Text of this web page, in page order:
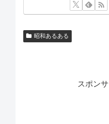
昭和あるある
スポン